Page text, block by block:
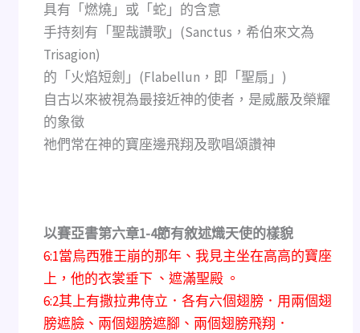
具有「燃燒」或「蛇」的含意
手持刻有「聖哉讚歌」(Sanctus，希伯來文為
Trisagion)
的「火焰短劍」(Flabellun，即「聖扇」)
自古以來被視為最接近神的使者，是威嚴及榮耀
的象徵
祂們常在神的寶座邊飛翔及歌唱頌讚神
以賽亞書第六章1-4節有敘述熾天使的樣貌
6:1當烏西雅王崩的那年、我見主坐在高高的寶座
上，他的衣裳垂下 、遮滿聖殿 。
6:2其上有撒拉弗侍立．各有六個翅膀．用兩個翅
膀遮臉、兩個翅膀遮腳、兩個翅膀飛翔．